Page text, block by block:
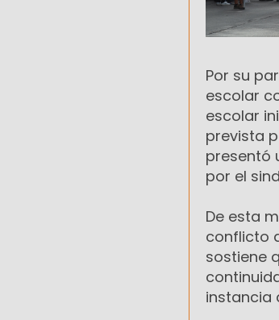
Por su
escolar
escolar
prevista
presentó
por el
De esta
conflicto
sostiene
instancia